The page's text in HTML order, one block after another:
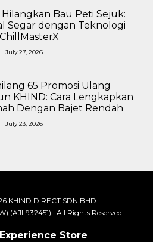
Hilangkan Bau Peti Sejuk:
Segar dengan Teknologi
| July 27, 2026
65 Promosi Ulang
KHIND: Cara Lengkapkan
Dengan Bajet Rendah
| July 23, 2026
KHIND DIRECT SDN BHD
(AJL932451) | All Rights Reserved
Store